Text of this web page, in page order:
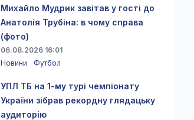
Михайло Мудрик завітав у гості до
Анатолія Трубіна: в чому справа
(фото)
06.08.2026 16:01
Новини
Футбол
УПЛ ТБ на 1-му турі чемпіонату
України зібрав рекордну глядацьку
аудиторію